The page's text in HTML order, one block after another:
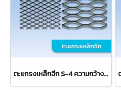
ตะแกรงเหล็กฉีก S-4 ความกว้าง 33 มม.